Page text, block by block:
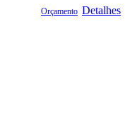
Orçamento Detalhes